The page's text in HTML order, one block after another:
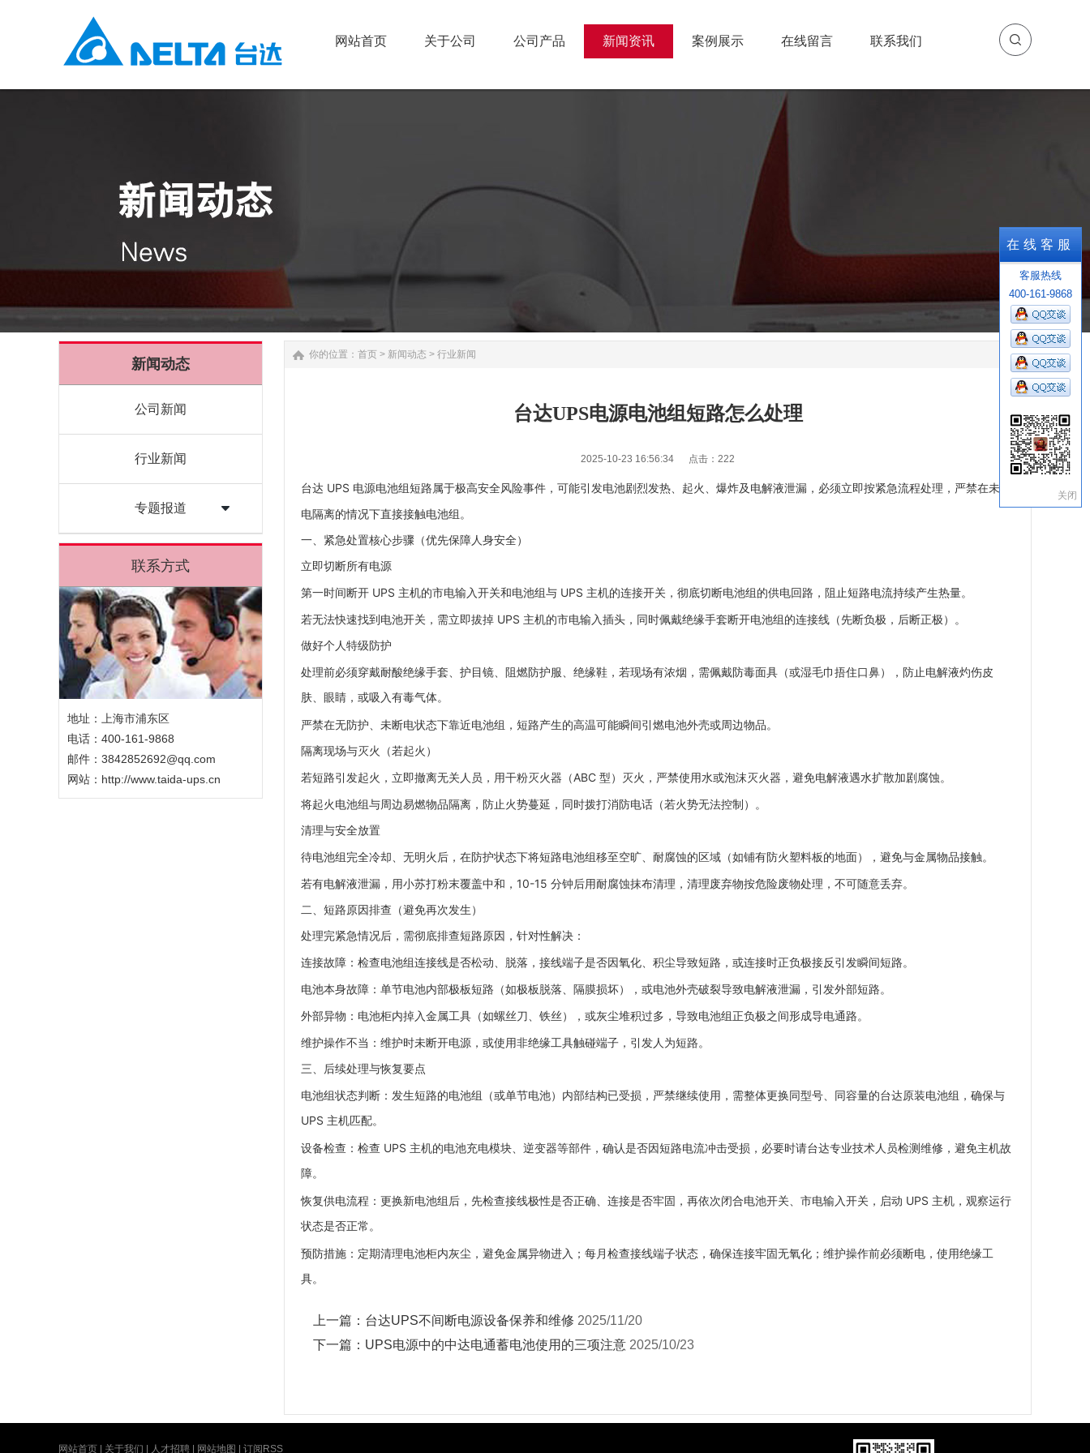
网站首页 关于公司 公司产品 新闻资讯 案例展示 在线留言 联系我们
1
新闻动态
公司新闻
行业新闻
专题报道
联系方式
地址：上海市浦东区
电话：400-161-9868
邮件：3842852692@qq.com
网站： http://www.taida-ups.cn
你的位置： 首页 > 新闻动态 > 行业新闻
台达UPS电源电池组短路怎么处理
2025-10-23 16:56:34 点击： 222
台达 UPS 电源电池组短路属于极高安全风险事件 ，可能引发电池剧烈发热、起火、爆炸及电解液泄漏，必须立即按紧急流程处理，严禁在未断
电隔离的情况下直接接触电池组。
一、紧急处置核心步骤（优先保障人身安全）
立即切断所有电源
第一时间断开 UPS 主机的市电输入开关和电池组与 UPS 主机的连接开关 ，彻底切断电池组的供电回路，阻止短路电流持续产生热量。
若无法快速找到电池开关，需立即拔掉 UPS 主机的市电输入插头，同时佩戴绝缘手套断开电池组的连接线（先断负极，后断正极）。
做好个人特级防护
处理前必须穿戴耐酸绝缘手套、护目镜、阻燃防护服、绝缘鞋 ，若现场有浓烟，需佩戴防毒面具（或湿毛巾捂住口鼻），防止电解液灼伤皮
肤、眼睛，或吸入有毒气体。
严禁在无防护、未断电状态下靠近电池组，短路产生的高温可能瞬间引燃电池外壳或周边物品。
隔离现场与灭火（若起火）
若短路引发起火，立即撤离无关人员，用干粉灭火器 （ABC 型）灭火，严禁使用水或泡沫灭火器，避免电解液遇水扩散加剧腐蚀。
将起火电池组与周边易燃物品隔离，防止火势蔓延，同时拨打消防电话（若火势无法控制）。
清理与安全放置
待电池组完全冷却、无明火后，在防护状态下将短路电池组移至空旷、耐腐蚀的区域（如铺有防火塑料板的地面），避免与金属物品接触。
若有电解液泄漏，用小苏打粉末覆盖中和，10-15 分钟后用耐腐蚀抹布清理，清理废弃物按危险废物处理，不可随意丢弃。
二、短路原因排查（避免再次发生）
处理完紧急情况后，需彻底排查短路原因，针对性解决：
连接故障 ：检查电池组连接线是否松动、脱落，接线端子是否因氧化、积尘导致短路，或连接时正负极接反引发瞬间短路。
电池本身故障 ：单节电池内部极板短路（如极板脱落、隔膜损坏），或电池外壳破裂导致电解液泄漏，引发外部短路。
外部异物 ：电池柜内掉入金属工具（如螺丝刀、铁丝），或灰尘堆积过多，导致电池组正负极之间形成导电通路。
维护操作不当 ：维护时未断开电源，或使用非绝缘工具触碰端子，引发人为短路。
三、后续处理与恢复要点
电池组状态判断 ：发生短路的电池组（或单节电池）内部结构已受损， 严禁继续使用 ，需整体更换同型号、同容量的台达原装电池组，确保与
UPS 主机匹配。
设备检查 ：检查 UPS 主机的电池充电模块、逆变器等部件，确认是否因短路电流冲击受损，必要时请台达专业技术人员检测维修，避免主机故
障。
恢复供电流程 ：更换新电池组后，先检查接线极性是否正确、连接是否牢固，再依次闭合电池开关、市电输入开关，启动 UPS 主机，观察运行
状态是否正常。
预防措施 ：定期清理电池柜内灰尘，避免金属异物进入；每月检查接线端子状态，确保连接牢固无氧化；维护操作前必须断电，使用绝缘工
具。
上一篇： 台达UPS不间断电源设备保养和维修 2025/11/20
下一篇： UPS电源中的中达电通蓄电池使用的三项注意 2025/10/23
网站首页 关于我们 人才招聘 网站地图 订阅RSS
在线客服
客服热线
400-161-9868
关闭